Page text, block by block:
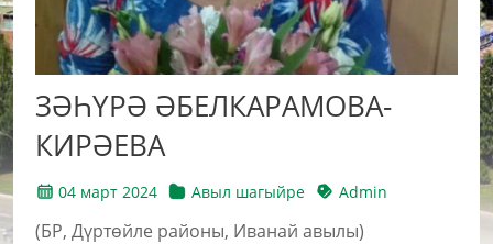
ЗӘҺҮРӘ ӘБЕЛКАРАМОВА-
КИРӘЕВА
04 март 2024 Авыл шагыйре Admin
(БР, Дүртөйле районы, Иванай авылы)